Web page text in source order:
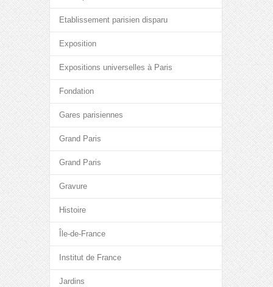
Etablissement parisien disparu
Exposition
Expositions universelles à Paris
Fondation
Gares parisiennes
Grand Paris
Grand Paris
Gravure
Histoire
Île-de-France
Institut de France
Jardins